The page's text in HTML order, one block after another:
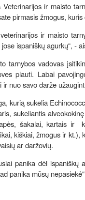
Veterinarijos ir maisto
pirmasis žmogus,
ir maisto
ispaniškų agurkų“, -
tarnybos vadovas
plauti. Labai
nuo savo darže
kurią sukelia
sukeliantis
šakalai, kartais ir
kiškiai, žmogus ir
ar daržovių.
panika dėl
panika mūsų